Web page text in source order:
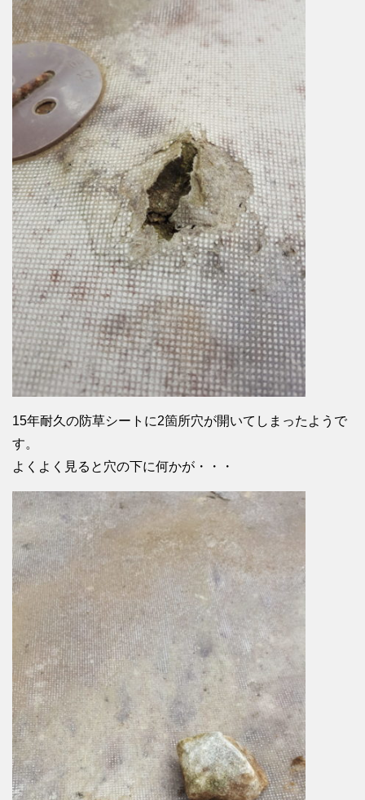
15年耐久の防草シートに2箇所穴が開いてしまったようで
す。
よくよく見ると穴の下に何かが・・・